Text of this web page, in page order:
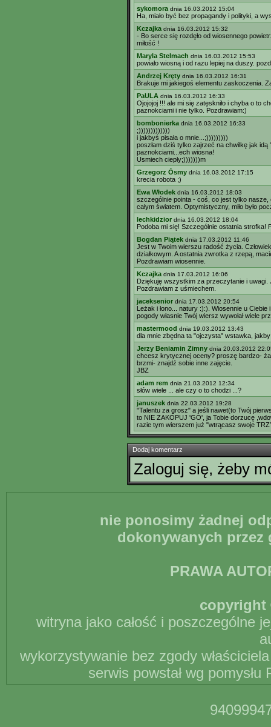
sykomora dnia 16.03.2012 15:04
Ha, miało być bez propagandy i polityki, a
Kczajka dnia 16.03.2012 15:32
- Bo serce się rozdęło od wiosennego
miłość !
Maryla Stelmach dnia 16.03.2012 15:53
powiało wiosną i od razu lepiej na duszy.
Andrzej Kręty dnia 16.03.2012 16:31
Brakuje mi jakiegoś elementu zaskoczenia.
PaULA dnia 16.03.2012 16:33
Ojojojoj !!! ale mi się zatęskniło i chyba o to
paznokciami i nie tylko. Pozdrawiam:)
bombonierka dnia 16.03.2012 16:33
;)))))))))))))
i jakbyś pisała o mnie...;)))))))))
poszłam dziś tylko zajrzeć na chwilkę jak
paznokciami...ech wiosna!
Usmiech ciepły;)))))))m
Grzegorz Ósmy dnia 16.03.2012 17:15
krecia robota ;)
Ewa Włodek dnia 16.03.2012 18:03
szczególnie pointa - coś, co jest tylko
całym światem. Optymistyczny, miło było
lechkidzior dnia 16.03.2012 18:04
Podoba mi się! Szczególnie ostatnia strofka!
Bogdan Piątek dnia 17.03.2012 11:46
Jest w Twoim wierszu radość życia.
działkowym. A ostatnia zwrotka z rzepą,
Pozdrawiam wiosennie.
Kczajka dnia 17.03.2012 16:06
Dziękuję wszystkim za przeczytanie i
Pozdrawiam z uśmiechem.
jaceksenior dnia 17.03.2012 20:54
Leżak i łono... natury :):). Wiosennie u
pogody własnie Twój wiersz wywołał wiele
mastermood dnia 19.03.2012 13:43
dla mnie zbędna ta "ojczysta" wstawka,
Jerzy Beniamin Zimny dnia 20.03.2012
chcesz krytycznej oceny? proszę bardzo-
brzmi- znajdź sobie inne zajęcie.
JBZ
adam rem dnia 21.03.2012 12:34
słów wiele ... ale czy o to chodzi ...?
januszek dnia 22.03.2012 19:28
"Talentu za grosz" a jeśli nawet(to Twój
to NIE ZAKOPUJ 'GO', ja Tobie dorzucę
razie tym wierszem już "wtrącasz swoje
Dodaj komentarz
Zaloguj się, żeby
nie ponosimy żadnej
dokonywanych
PRAWA
copyright
witryna jako całość i poszczególne
wykorzystywanie bez zgody
serwis powstał wg